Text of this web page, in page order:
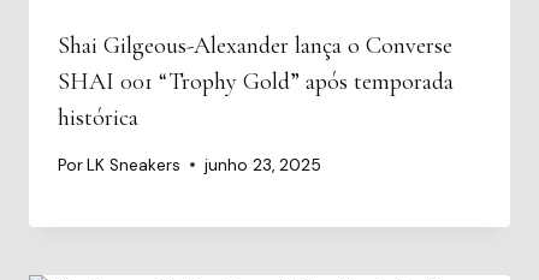
Shai Gilgeous-Alexander lança o Converse
SHAI 001 “Trophy Gold” após temporada
histórica
PorLK Sneakers junho 23, 2025